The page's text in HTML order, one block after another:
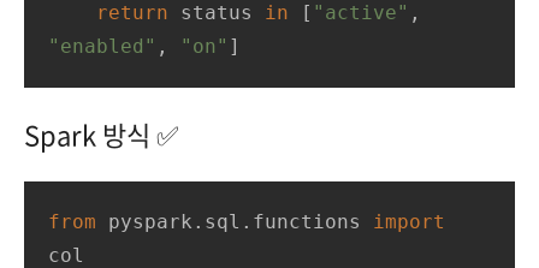
return status in [ "active"
"enabled" , "on" ]
Spark 방식 ✅
from pyspark.sql.functions import
col